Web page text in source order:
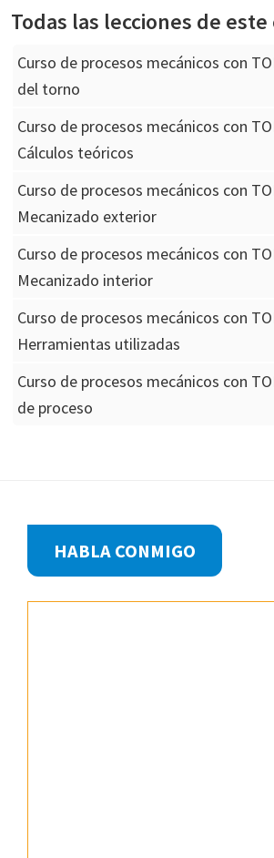
Todas las lecciones de
Curso de procesos mecánicos con
del torno
Curso de procesos mecánicos con
Cálculos teóricos
Curso de procesos mecánicos con
Mecanizado exterior
Curso de procesos mecánicos con
Mecanizado interior
Curso de procesos mecánicos con
Herramientas utilizadas
Curso de procesos mecánicos con
de proceso
FooterHABLA CONMIGO